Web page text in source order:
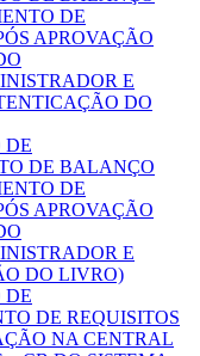
DE
APROVAÇÃO
E
DO
DE
DE BALANÇO
DE
APROVAÇÃO
E
DO LIVRO)
DE
DE REQUISITOS
NA CENTRAL